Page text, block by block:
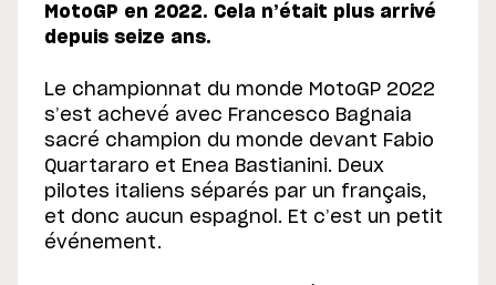
MotoGP en 2022. Cela n’était plus arrivé
depuis seize ans.
Le championnat du monde MotoGP 2022
s’est achevé avec Francesco Bagnaia
sacré champion du monde devant Fabio
Quartararo et Enea Bastianini. Deux
pilotes italiens séparés par un français,
et donc aucun espagnol. Et c’est un petit
événement.